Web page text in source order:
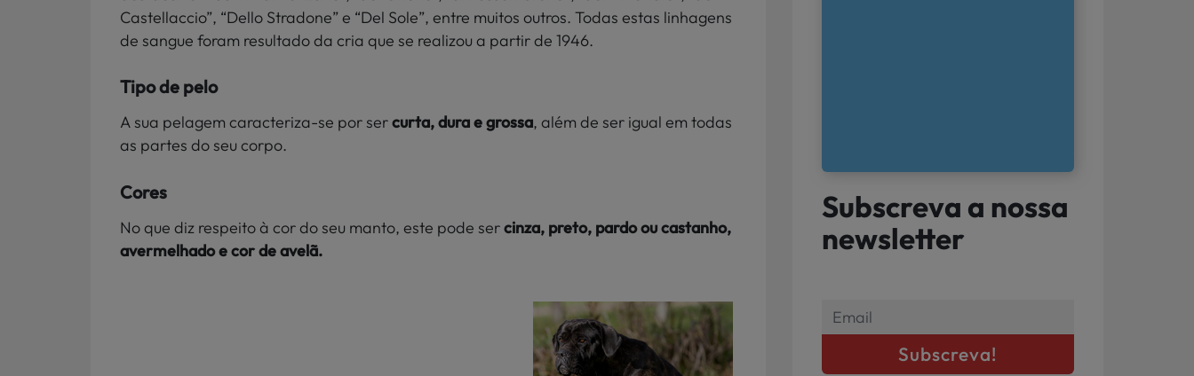
Castellaccio”, “Dello Stradone” e “Del Sole”, entre muitos outros. Todas estas linhagens
de sangue foram resultado da cria que se realizou a partir de 1946.
Tipo de pelo
A sua pelagem caracteriza-se por sercurta, dura e grossa, além de ser igual em todas
as partes do seu corpo.
Cores
No que diz respeito à cor do seu manto, este pode sercinza, preto, pardo ou castanho,
avermelhado e cor de avelã.
Subscreva a nossa
newsletter